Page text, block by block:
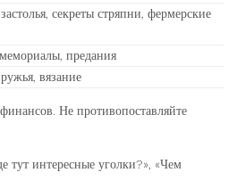
секреты стряпни, фермерские
предания
вязание
финансов. Не противопоставляйте
тут интересные уголки?», «Чем